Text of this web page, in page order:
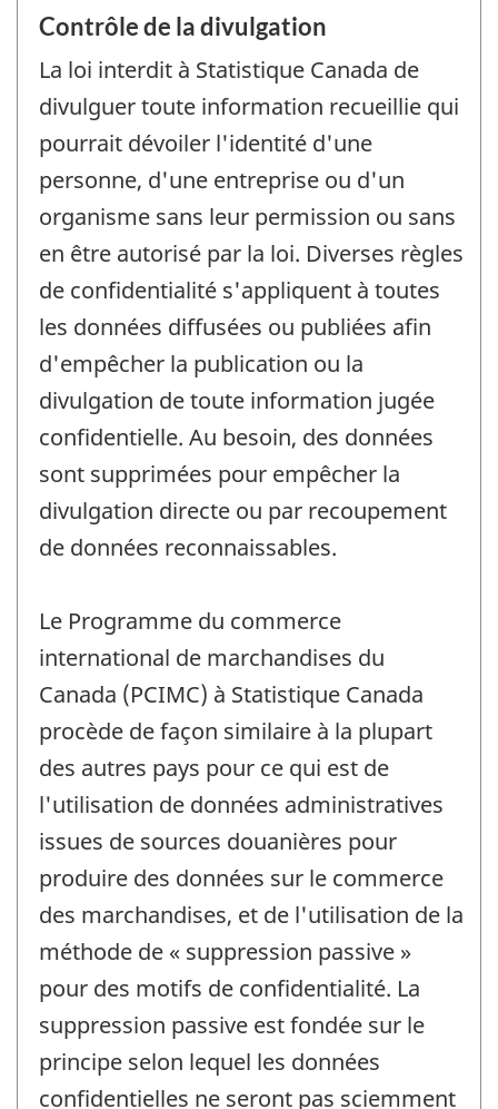
Contrôle de la divulgation
La loi interdit à Statistique Canada de
divulguer toute information recueillie qui
pourrait dévoiler l'identité d'une
personne, d'une entreprise ou d'un
organisme sans leur permission ou sans
en être autorisé par la loi. Diverses règles
de confidentialité s'appliquent à toutes
les données diffusées ou publiées afin
d'empêcher la publication ou la
divulgation de toute information jugée
confidentielle. Au besoin, des données
sont supprimées pour empêcher la
divulgation directe ou par recoupement
de données reconnaissables.
Le Programme du commerce
international de marchandises du
Canada (PCIMC) à Statistique Canada
procède de façon similaire à la plupart
des autres pays pour ce qui est de
l'utilisation de données administratives
issues de sources douanières pour
produire des données sur le commerce
des marchandises, et de l'utilisation de la
méthode de « suppression passive »
pour des motifs de confidentialité. La
suppression passive est fondée sur le
principe selon lequel les données
confidentielles ne seront pas sciemment